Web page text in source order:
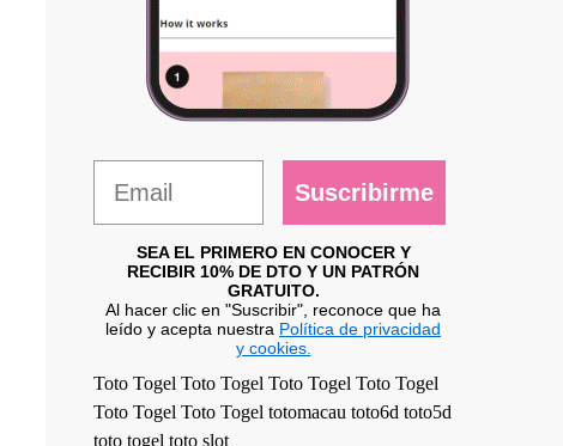
Suscribirme
SEA EL PRIMERO EN CONOCER Y
RECIBIR 10% DE DTO Y UN PATRÓN
GRATUITO.
Al hacer clic en "Suscribir", reconoce que ha
leído y acepta nuestra Política de privacidad
y cookies.
Toto Togel Toto Togel Toto Togel Toto Togel
Toto Togel Toto Togel totomacau toto6d toto5d
toto togel toto slot